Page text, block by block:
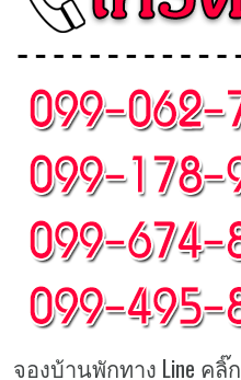
จองบ้านพักทาง Line คลิ๊ก